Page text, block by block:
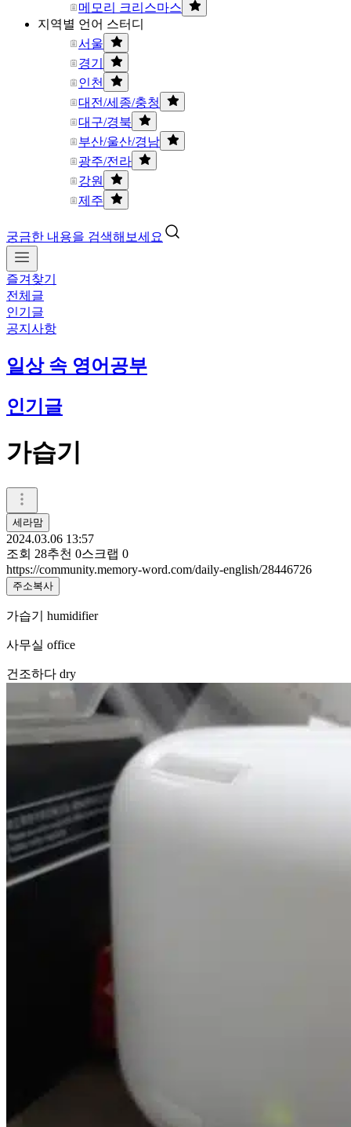
메모리 크리스마스
지역별 언어 스터디
서울
경기
인천
대전/세종/충청
대구/경북
부산/울산/경남
광주/전라
강원
제주
궁금한 내용을 검색해보세요
즐겨찾기
전체글
인기글
공지사항
일상 속 영어공부
인기글
가습기
세라맘
2024.03.06 13:57
조회 28추천 0스크랩 0
https://community.memory-word.com/daily-english/28446726
주소복사
가습기 humidifier
사무실 office
건조하다 dry